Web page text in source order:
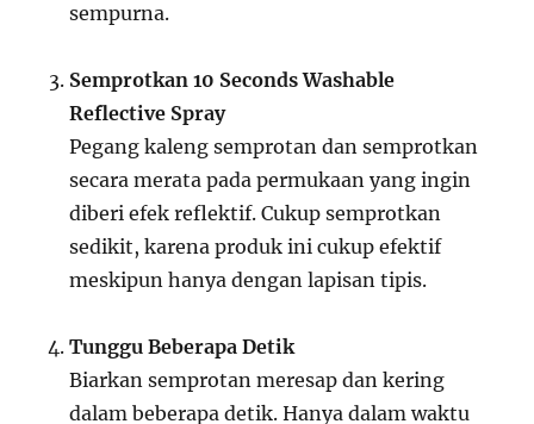
sempurna.
Semprotkan 10 Seconds Washable
Reflective Spray
Pegang kaleng semprotan dan semprotkan
secara merata pada permukaan yang ingin
diberi efek reflektif. Cukup semprotkan
sedikit, karena produk ini cukup efektif
meskipun hanya dengan lapisan tipis.
Tunggu Beberapa Detik
Biarkan semprotan meresap dan kering
dalam beberapa detik. Hanya dalam waktu